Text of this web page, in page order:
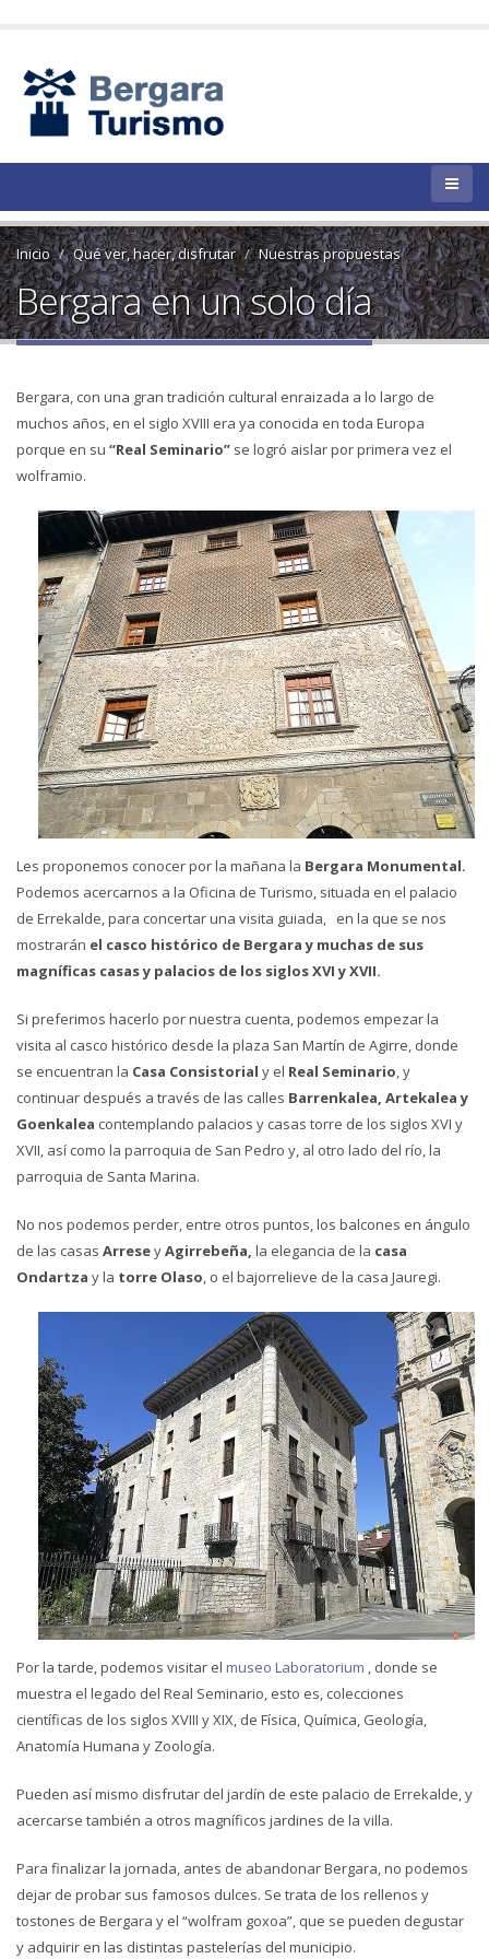
Inicio Qué ver, hacer, disfrutar Nuestras propuestas
Bergara en un solo día
Bergara, con una gran tradición cultural enraizada a lo largo de
muchos años, en el siglo XVIII era ya conocida en toda Europa
porque en su “Real Seminario” se logró aislar por primera vez el
wolframio.
Les proponemos conocer por la mañana la Bergara Monumental.
Podemos acercarnos a la Oficina de Turismo, situada en el palacio
de Errekalde, para concertar una visita guiada, en la que se nos
mostrarán el casco histórico de Bergara y muchas de sus
magníficas casas y palacios de los siglos XVI y XVII.
Si preferimos hacerlo por nuestra cuenta, podemos empezar la
visita al casco histórico desde la plaza San Martín de Agirre, donde
se encuentran la Casa Consistorial y el Real Seminario, y
continuar después a través de las calles Barrenkalea, Artekalea y
Goenkalea contemplando palacios y casas torre de los siglos XVI y
XVII, así como la parroquia de San Pedro y, al otro lado del río, la
parroquia de Santa Marina.
No nos podemos perder, entre otros puntos, los balcones en ángulo
de las casas ArreseyAgirrebeña, la elegancia de la casa
Ondartza y la torre Olaso, o el bajorrelieve de la casa Jauregi.
Por la tarde, podemos visitar el museo Laboratorium , donde se
muestra el legado del Real Seminario, esto es, colecciones
científicas de los siglos XVIII y XIX, de Física, Química, Geología,
Anatomía Humana y Zoología.
Pueden así mismo disfrutar del jardín de este palacio de Errekalde, y
acercarse también a otros magníficos jardines de la villa.
Para finalizar la jornada, antes de abandonar Bergara, no podemos
dejar de probar sus famosos dulces. Se trata de los rellenos y
tostones de Bergara y el “wolfram goxoa”, que se pueden degustar
y adquirir en las distintas pastelerías del municipio.